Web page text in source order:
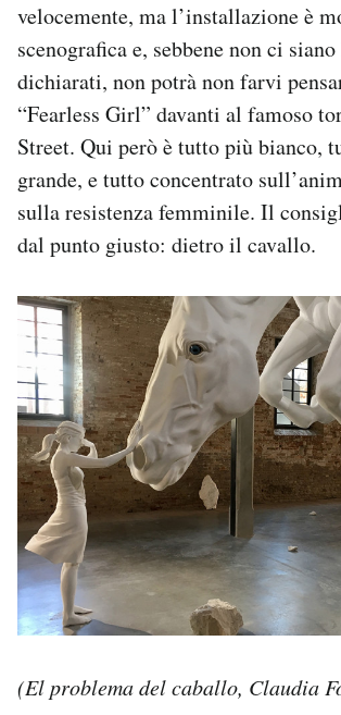
velocemente, ma l’installazione è
scenografica e, sebbene non ci
dichiarati, non potrà non farvi
“Fearless Girl” davanti al famoso
Street. Qui però è tutto più bianco,
grande, e tutto concentrato
sulla resistenza femminile. Il
dal punto giusto: dietro il cavallo.
(El problema del caballo, Claudia